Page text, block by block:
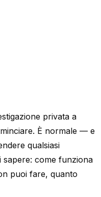
privata a
È normale — e
qualsiasi
sapere: come funziona
puoi fare, quanto